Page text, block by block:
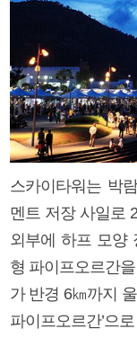
스카이타워는 박
멘트 저장 사일로
외부에 하프 모양
형 파이프오르간
가 반경 6㎞까지
파이프오르간’으